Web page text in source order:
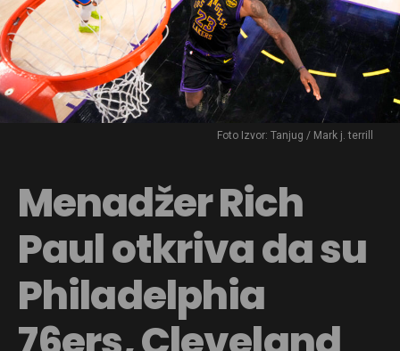
Foto Izvor: Tanjug / Mark j. terrill
Menadžer Rich
Paul otkriva da su
Philadelphia